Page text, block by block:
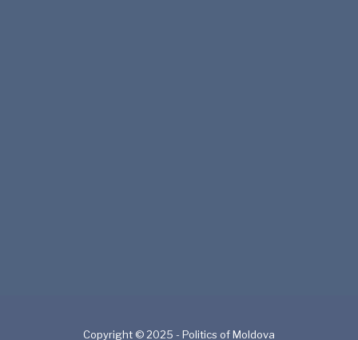
Copyright © 2025 - Politics of Moldova